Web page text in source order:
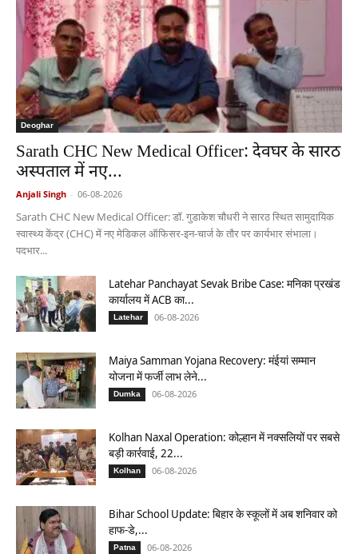
Deoghar
Sarath CHC New Medical Officer: देवघर के सारठ
अस्पताल में नए...
Anjali Singh - 06-08-2026
Sarath CHC New Medical Officer: डॉ. गुडाकेश चौधरी ने सारठ स्थित सामुदायिक
स्वास्थ्य केंद्र (CHC) में नए मेडिकल ऑफिसर-इन-चार्ज के तौर पर कार्यभार संभाला।
पदभार...
Latehar Panchayat Sevak Bribe Case: मनिका प्रखंड
कार्यालय में ACB का...
Latehar 06-08-2026
Maiya Samman Yojana Recovery: मंईयां सम्मान
योजना में फर्जी लाभ लेने...
Dumka 06-08-2026
Kolhan Naxal Operation: कोल्हान में नक्सलियों पर सबसे
बड़ी कार्रवाई, 22...
Kolhan 06-08-2026
Bihar School Update: बिहार के स्कूलों में अब शनिवार को
हाफ-डे,...
Patna 06-08-2026